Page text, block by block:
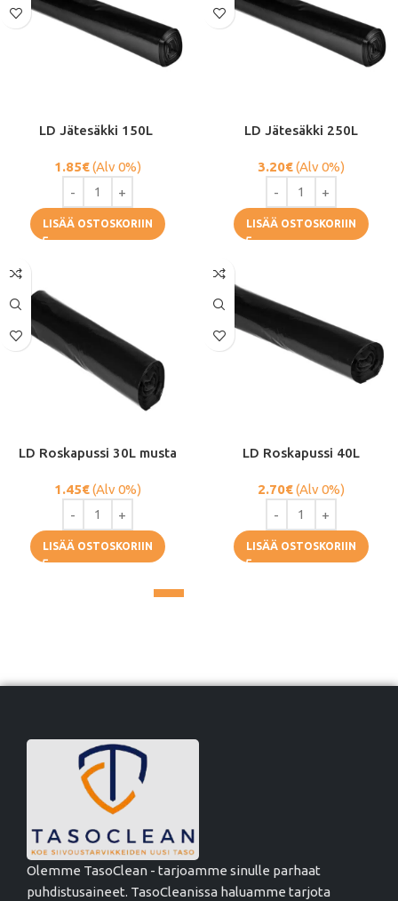
LD Jätesäkki 150L ​​​​
1.85€(Alv 0%)
LISÄÄ OSTOSKORIIN
LD Jätesäkki 250L
3.20€(Alv 0%)
LISÄÄ OSTOSKORIIN
LD Roskapussi 30L musta
1.45€(Alv 0%)
LISÄÄ OSTOSKORIIN
LD Roskapussi 40L
2.70€(Alv 0%)
LISÄÄ OSTOSKORIIN
Olemme TasoClean - tarjoamme sinulle parhaat
puhdistusaineet. TasoCleanissa haluamme tarjota